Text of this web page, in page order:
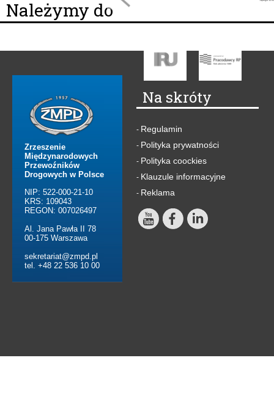
Należymy do
Zrzeszenie
Międzynarodowych
Przewoźników
Drogowych w Polsce
NIP: 522-000-21-10
KRS: 109043
REGON: 007026497
Al. Jana Pawła II 78
00-175 Warszawa
sekretariat@zmpd.pl
tel. +48 22 536 10 00
Na skróty
- Regulamin
- Polityka prywatności
- Polityka coockies
- Klauzule informacyjne
- Reklama